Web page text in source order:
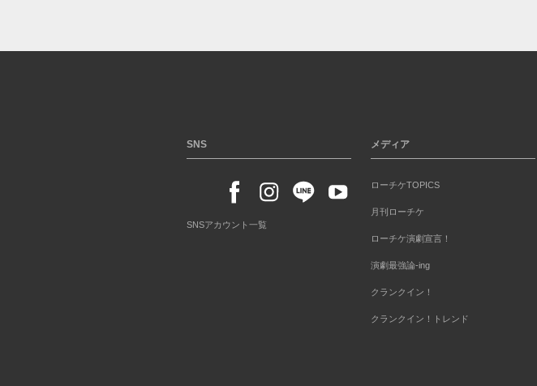
SNS
SNSアカウント一覧
メディア
ローチケTOPICS
月刊ローチケ
ローチケ演劇宣言！
演劇最強論-ing
クランクイン！
クランクイン！トレンド